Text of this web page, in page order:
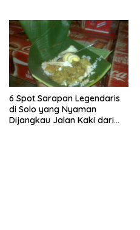
6 Spot Sarapan Legendaris
di Solo yang Nyaman
Dijangkau Jalan Kaki dari